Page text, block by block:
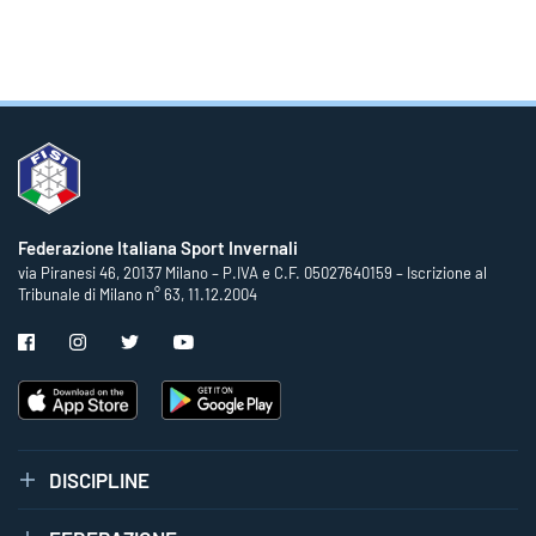
Federazione Italiana Sport Invernali
via Piranesi 46, 20137 Milano – P.IVA e C.F. 05027640159 – Iscrizione al
Tribunale di Milano n° 63, 11.12.2004
DISCIPLINE